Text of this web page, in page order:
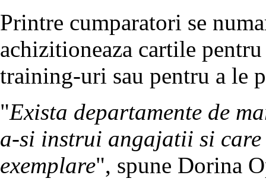
Printre cumparatori se
achizitioneaza cartile
training-uri sau pentru a le
"Exista departamente de
a-si instrui angajatii si
exemplare", spune Dorina